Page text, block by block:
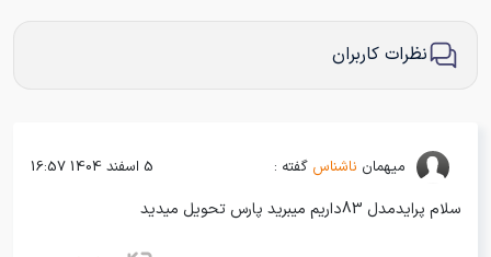
نظرات کاربران
میهمان ناشناس گفته : 5 اسفند 1404 16:57
سلام پرایدمدل 83داریم میبرید پارس تحویل میدید